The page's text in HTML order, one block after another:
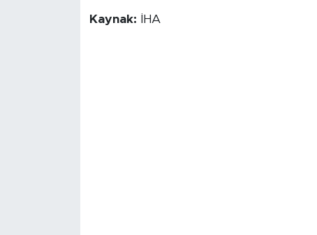
Kaynak: İHA